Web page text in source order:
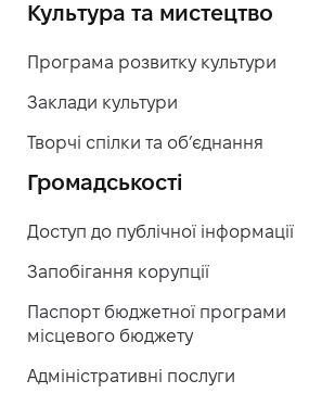
Культура та мистецтво
Програма розвитку культури
Заклади культури
Творчі спілки та об’єднання
Громадськості
Доступ до публічної інформації
Запобігання корупції
Паспорт бюджетної програми
місцевого бюджету
Адміністративні послуги